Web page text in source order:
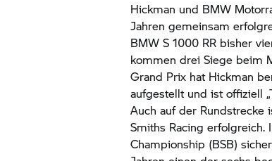
Hickman und BMW
Jahren gemeinsam
BMW S 1000 RR bisher
kommen drei Siege beim
Grand Prix hat Hickman
aufgestellt und ist offiziell
Auch auf der Rundstrecke
Smiths Racing
Championship (BSB)